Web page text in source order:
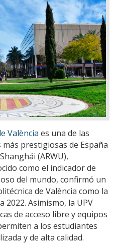
València es una de las
prestigiosas de España
(ARWU),
como el indicador de
del mundo, confirmó un
de València como la
2022. Asimismo, la UPV
de acceso libre y equipos
a los estudiantes
y de alta calidad.